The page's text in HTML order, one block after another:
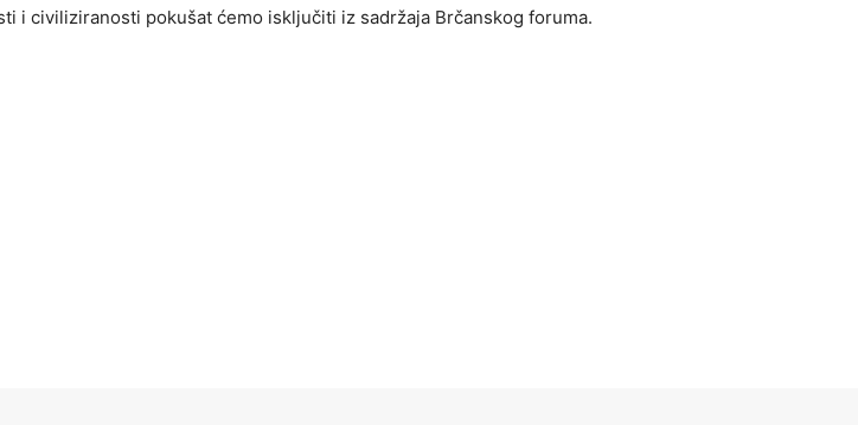
i civiliziranosti pokušat ćemo isključiti iz sadržaja Brčanskog foruma.